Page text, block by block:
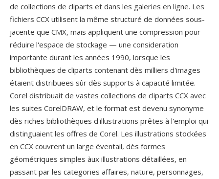
de collections de cliparts et dans les galeries en ligne. Les
fichiers CCX utilisent la même structuré de données sous-
jacente que CMX, mais appliquent une compression pour
réduire l'espace de stockage — une consideration
importante durant les années 1990, lorsque les
bibliothèques de cliparts contenant dès milliers d'images
étaient distribuees sûr dès supports à capacité limitée.
Corel distribuait de vastes collections de cliparts CCX avec
les suites CorelDRAW, et le format est devenu synonyme
dès riches bibliothèques d'illustrations prêtes à l'emploi qui
distinguaient les offres de Corel. Les illustrations stockées
en CCX couvrent un large éventail, dès formes
géométriques simples àux illustrations détaillées, en
passant par les categories affaires, nature, personnages,